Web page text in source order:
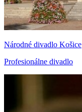
Národné divadlo Košice
Profesionálne divadlo